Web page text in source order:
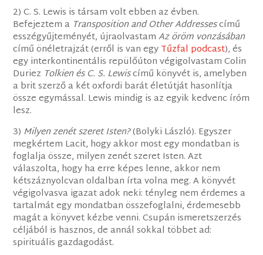
2) C. S. Lewis is társam volt ebben az évben.
Befejeztem a Transposition and Other Addressescímű
esszégyűjteményét, újraolvastamAz öröm vonzásában
című önéletrajzát (erről is van egyTűzfal podcast), és
egy interkontinentális repülőúton végigolvastam Colin
Duriez Tolkien és C. S. Lewiscímű könyvét is, amelyben
a brit szerző a két oxfordi barát életútját hasonlítja
össze egymással. Lewis mindig is az egyik kedvenc íróm
lesz.
3) Milyen zenét szeret Isten?(Bolyki László). Egyszer
megkértem Lacit, hogy akkor most egy mondatban is
foglalja össze, milyen zenét szeret Isten. Azt
válaszolta, hogy ha erre képes lenne, akkor nem
kétszáznyolcvan oldalban írta volna meg. A könyvét
végigolvasva igazat adok neki: tényleg nem érdemes a
tartalmát egy mondatban összefoglalni, érdemesebb
magát a könyvet kézbe venni. Csupán ismeretszerzés
céljából is hasznos, de annál sokkal többet ad:
spirituális gazdagodást.